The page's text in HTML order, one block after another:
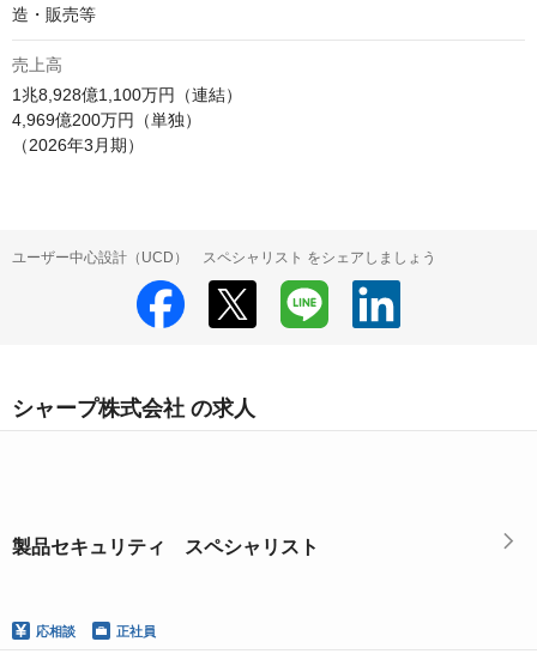
造・販売等
売上高
1兆8,928億1,100万円（連結）
4,969億200万円（単独）
（2026年3月期）
ユーザー中心設計（UCD） スペシャリスト をシェアしましょう
シャープ株式会社 の求人
製品セキュリティ スペシャリスト
応相談 正社員